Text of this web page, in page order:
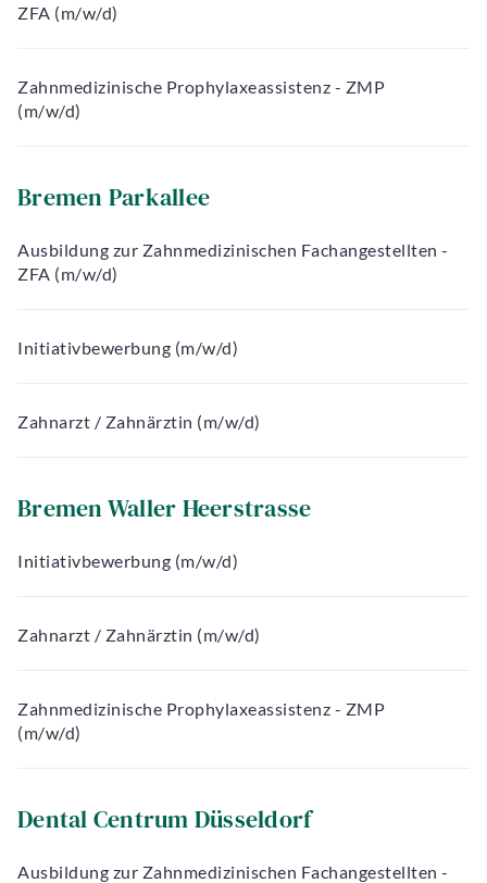
ZFA (m/w/d)
Zahnmedizinische Prophylaxeassistenz - ZMP
(m/w/d)
Bremen Parkallee
Ausbildung zur Zahnmedizinischen Fachangestellten -
ZFA (m/w/d)
Initiativbewerbung (m/w/d)
Zahnarzt / Zahnärztin (m/w/d)
Bremen Waller Heerstrasse
Initiativbewerbung (m/w/d)
Zahnarzt / Zahnärztin (m/w/d)
Zahnmedizinische Prophylaxeassistenz - ZMP
(m/w/d)
Dental Centrum Düsseldorf
Ausbildung zur Zahnmedizinischen Fachangestellten -